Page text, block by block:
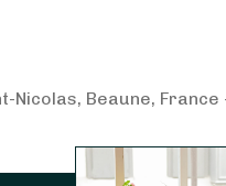
Nicolas, Beaune, France